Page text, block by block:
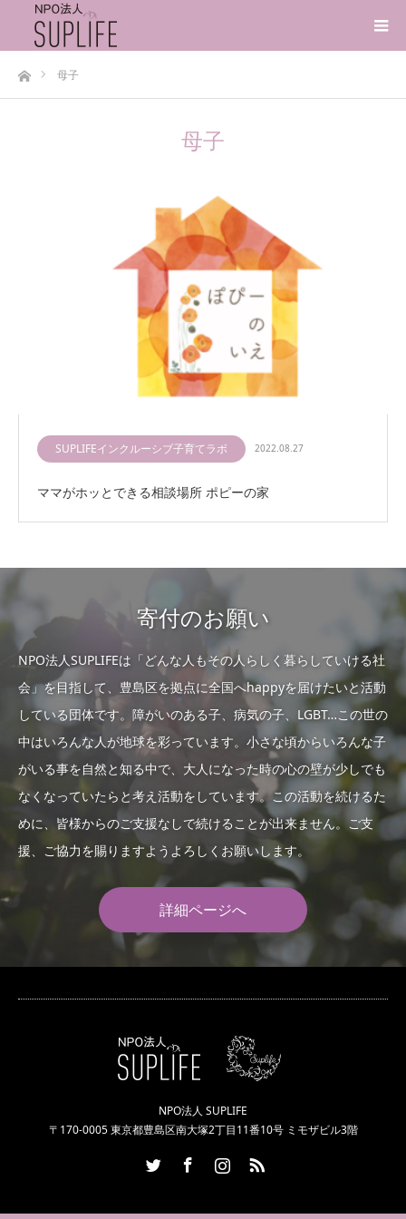
ホーム母子
母子
SUPLIFEインクルーシブ子育てラボ 2022.08.27
ママがホッとできる相談場所 ポピーの家
寄付のお願い
NPO法人SUPLIFEは「どんな人もその人らしく暮らしていける社
会」を目指して、豊島区を拠点に全国へhappyを届けたいと活動
している団体です。障がいのある子、病気の子、LGBT…この世の
中はいろんな人が地球を彩っています。小さな頃からいろんな子
がいる事を自然と知る中で、大人になった時の心の壁が少しでも
なくなっていたらと考え活動をしています。この活動を続けるた
めに、皆様からのご支援なしで続けることが出来ません。ご支
援、ご協力を賜りますようよろしくお願いします。
詳細ページへ
NPO法人 SUPLIFE
〒170-0005 東京都豊島区南大塚2丁目11番10号 ミモザビル3階